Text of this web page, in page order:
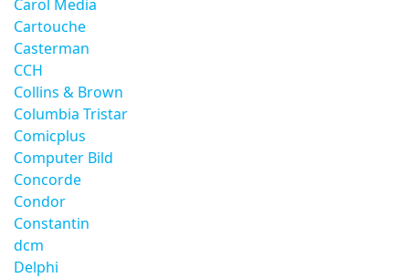
Carol Media
Cartouche
Casterman
CCH
Collins & Brown
Columbia Tristar
Comicplus
Computer Bild
Concorde
Condor
Constantin
dcm
Delphi